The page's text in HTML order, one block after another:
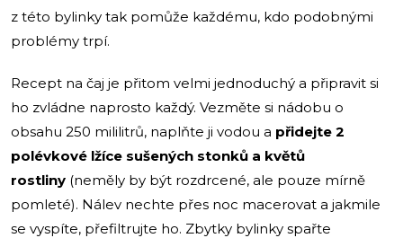
z této bylinky tak pomůže každému, kdo podobnými
problémy trpí.
Recept na čaj je přitom velmi jednoduchý a připravit si
ho zvládne naprosto každý. Vezměte si nádobu o
obsahu 250 mililitrů, naplňte ji vodou a přidejte 2
polévkové lžíce sušených stonků a květů
rostliny (neměly by být rozdrcené, ale pouze mírně
pomleté). Nálev nechte přes noc macerovat a jakmile
se vyspíte, přefiltrujte ho. Zbytky bylinky spařte